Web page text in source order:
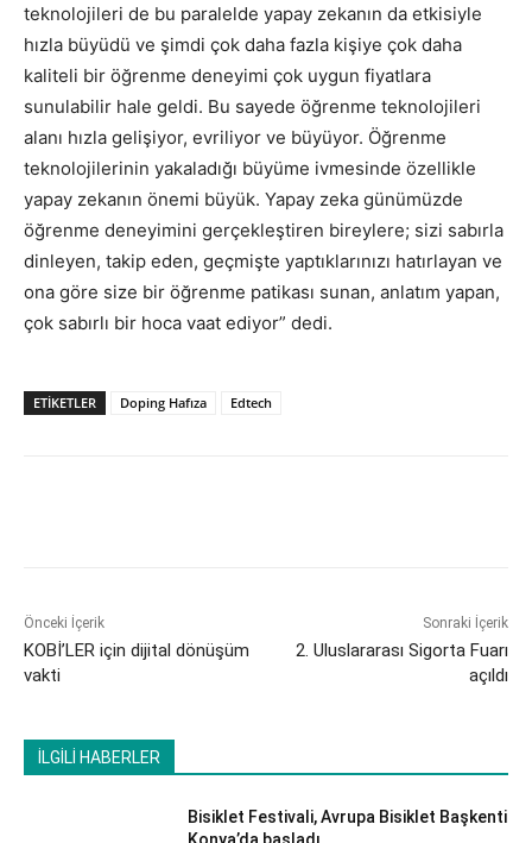
teknolojileri de bu paralelde yapay zekanın da etkisiyle
hızla büyüdü ve şimdi çok daha fazla kişiye çok daha
kaliteli bir öğrenme deneyimi çok uygun fiyatlara
sunulabilir hale geldi. Bu sayede öğrenme teknolojileri
alanı hızla gelişiyor, evriliyor ve büyüyor. Öğrenme
teknolojilerinin yakaladığı büyüme ivmesinde özellikle
yapay zekanın önemi büyük. Yapay zeka günümüzde
öğrenme deneyimini gerçekleştiren bireylere; sizi sabırla
dinleyen, takip eden, geçmişte yaptıklarınızı hatırlayan ve
ona göre size bir öğrenme patikası sunan, anlatım yapan,
çok sabırlı bir hoca vaat ediyor” dedi.
ETİKETLER Doping Hafıza Edtech
Önceki İçerik
KOBİ’LER için dijital dönüşüm
vakti
Sonraki İçerik
2. Uluslararası Sigorta Fuarı
açıldı
İLGİLİ HABERLER
Bisiklet Festivali, Avrupa Bisiklet Başkenti